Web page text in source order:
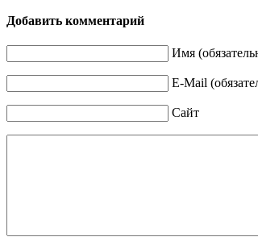
Добавить комментарий
Имя
E-Mail
Сайт